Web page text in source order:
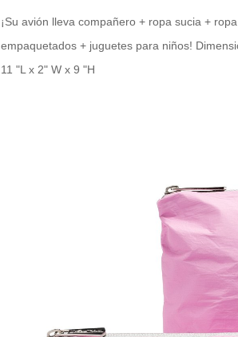
¡Su avión lleva compañero + ropa sucia +
empaquetados + juguetes para niños!
11 "L x 2" W x 9 "H